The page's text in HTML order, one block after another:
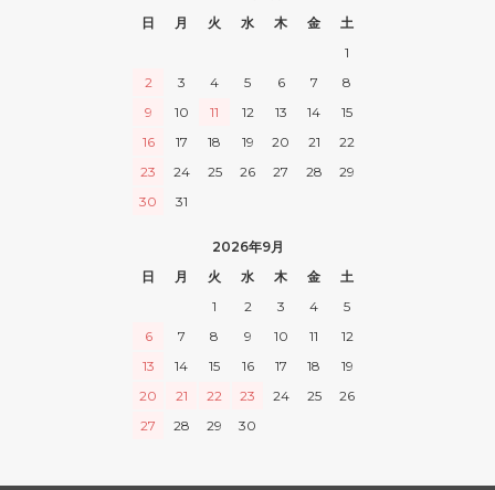
日
月 火 水 木 金
土
1
2
3 4 5 6 7
8
9
10 11 12 13 14
15
16
17 18 19 20 21
22
23
24 25 26 27 28
29
30
31
2026年9月
日
月 火 水 木 金
土
1
2 3 4
5
6
7 8 9 10 11
12
13
14 15 16 17 18
19
20
21 22 23 24 25
26
27
28 29 30